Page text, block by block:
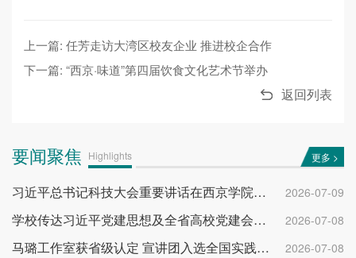
上一篇: 任芳走访大湾区校友企业 推进校企合作
下一篇: “西京·味道”第四届饮食文化艺术节举办
返回列表
要闻聚焦 Highlights 更多 >
习近平总书记科技大会重要讲话在西京学院反响热烈 2026-07-09
学校传达习近平党建思想及全省高校党建会议精神 2026-07-08
马璐工作室获省级认定 宣讲团入选全国实践团队 2026-07-08